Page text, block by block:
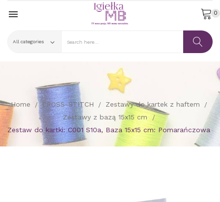
 0
Home CROSS-STITCH
Zestawy do kartek z haftem
Zestawy z bazą 15x15 cm
Zestaw do kartki: C001 S10a, Baza 15x15 cm: Pomarańczowa